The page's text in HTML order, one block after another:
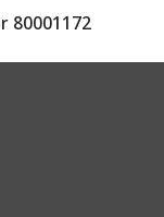
80001172